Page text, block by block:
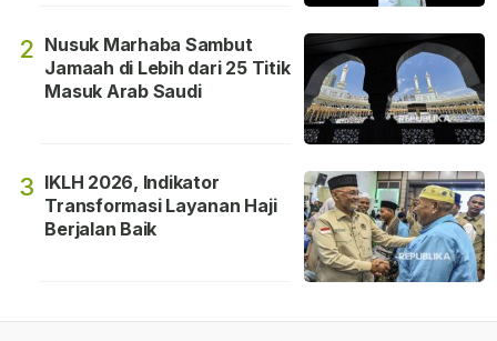
2 Nusuk Marhaba Sambut
Jamaah di Lebih dari 25 Titik
Masuk Arab Saudi
3 IKLH 2026, Indikator
Transformasi Layanan Haji
Berjalan Baik